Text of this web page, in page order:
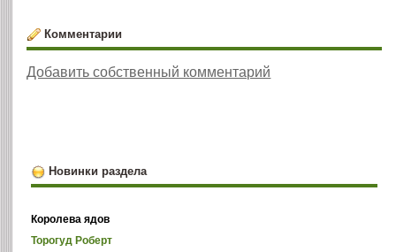
Комментарии
Добавить собственный комментарий
Новинки раздела
Королева ядов
Торогуд Роберт